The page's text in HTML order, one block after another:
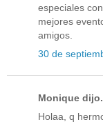
especiales
mejores
amigos.
30 de
Monique
Holaa, q